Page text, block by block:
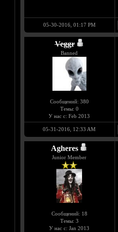
05-30-2016, 01:17 PM
Veggr
Banned
Сообщений: 380
Темы: 0
У нас с: Feb 2013
05-31-2016, 12:33 AM
Agheres
Junior Member
Сообщений: 18
Темы: 3
У нас с: Jan 2013